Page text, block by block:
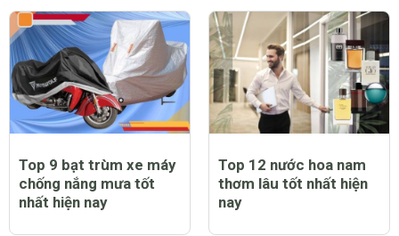
Top 9 bạt trùm xe máy
chống nắng mưa tốt
nhất hiện nay
Top 12 nước hoa nam
thơm lâu tốt nhất hiện
nay